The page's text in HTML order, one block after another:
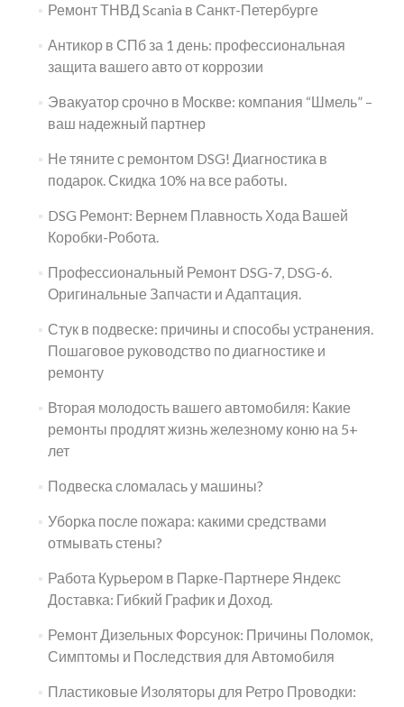
Ремонт ТНВД Scania в Санкт-Петербурге
Антикор в СПб за 1 день: профессиональная
защита вашего авто от коррозии
Эвакуатор срочно в Москве: компания “Шмель” –
ваш надежный партнер
Не тяните с ремонтом DSG! Диагностика в
подарок. Скидка 10% на все работы.
DSG Ремонт: Вернем Плавность Хода Вашей
Коробки-Робота.
Профессиональный Ремонт DSG-7, DSG-6.
Оригинальные Запчасти и Адаптация.
Стук в подвеске: причины и способы устранения.
Пошаговое руководство по диагностике и
ремонту
Вторая молодость вашего автомобиля: Какие
ремонты продлят жизнь железному коню на 5+
лет
Подвеска сломалась у машины?
Уборка после пожара: какими средствами
отмывать стены?
Работа Курьером в Парке-Партнере Яндекс
Доставка: Гибкий График и Доход.
Ремонт Дизельных Форсунок: Причины Поломок,
Симптомы и Последствия для Автомобиля
Пластиковые Изоляторы для Ретро Проводки: